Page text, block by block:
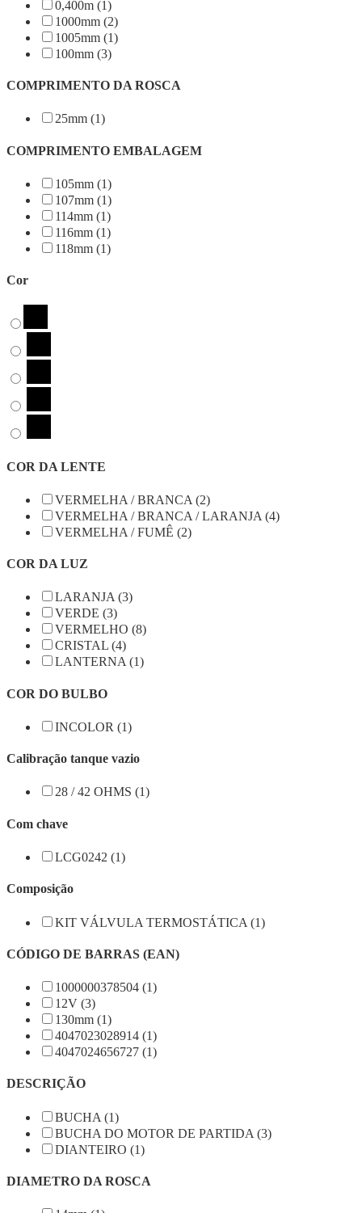
0,400m (1)
1000mm (2)
1005mm (1)
100mm (3)
COMPRIMENTO DA ROSCA
25mm (1)
COMPRIMENTO EMBALAGEM
105mm (1)
107mm (1)
114mm (1)
116mm (1)
118mm (1)
Cor
COR DA LENTE
VERMELHA / BRANCA (2)
VERMELHA / BRANCA / LARANJA (4)
VERMELHA / FUMÊ (2)
COR DA LUZ
LARANJA (3)
VERDE (3)
VERMELHO (8)
CRISTAL (4)
LANTERNA (1)
COR DO BULBO
INCOLOR (1)
Calibração tanque vazio
28 / 42 OHMS (1)
Com chave
LCG0242 (1)
Composição
KIT VÁLVULA TERMOSTÁTICA (1)
CÓDIGO DE BARRAS (EAN)
1000000378504 (1)
12V (3)
130mm (1)
4047023028914 (1)
4047024656727 (1)
DESCRIÇÃO
BUCHA (1)
BUCHA DO MOTOR DE PARTIDA (3)
DIANTEIRO (1)
DIAMETRO DA ROSCA